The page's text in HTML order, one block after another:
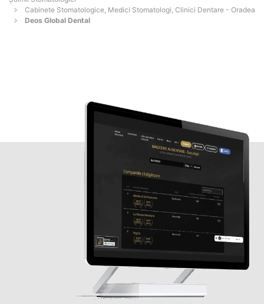
Cabinete Stomatologice, Medici Stomatologi, Clinici Dentare - Oradea
Deos Global Dental